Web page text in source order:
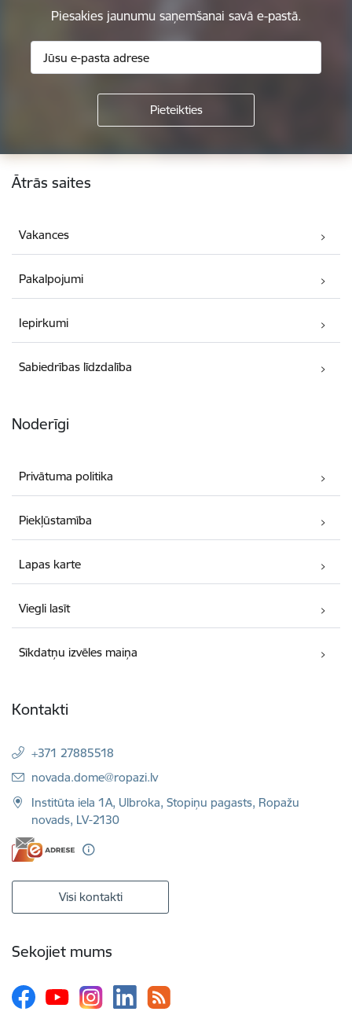
Piesakies jaunumu saņemšanai savā e-pastā.
Kājene
Ātrās saites
Vakances
Pakalpojumi
Iepirkumi
Sabiedrības līdzdalība
Noderīgi
Privātuma politika
Piekļūstamība
Lapas karte
Viegli lasīt
Sīkdatņu izvēles maiņa
Kontakti
+371 27885518
E-pasts:
novada.dome@ropazi.lv
Institūta iela 1A, Ulbroka, Stopiņu pagasts, Ropažu
novads, LV-2130
Visi kontakti
Sekojiet mums